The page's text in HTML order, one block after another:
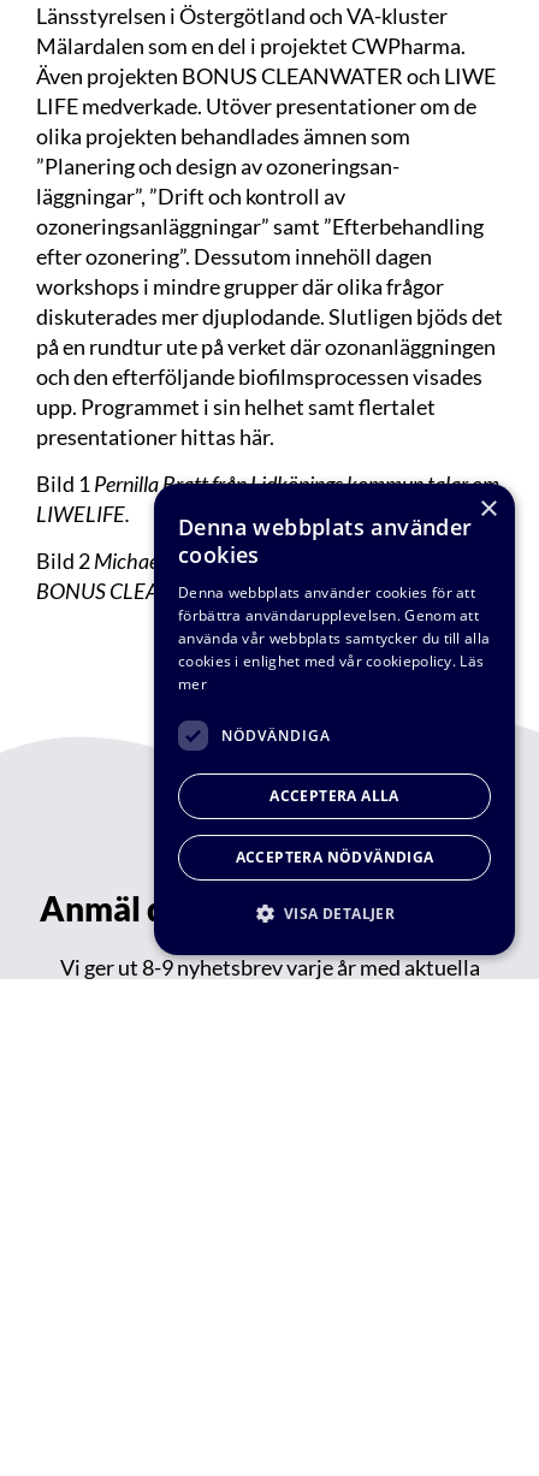
Länsstyrelsen i Östergötland och VA-kluster
Mälardalen som en del i projektet CWPharma.
Även projekten BONUS CLEANWATER och LIWE
LIFE medverkade. Utöver presentationer om de
olika projekten behandlades ämnen som
”Planering och design av ozoneringsan-
läggningar”, ”Drift och kontroll av
ozoneringsanläggningar” samt ”Efterbehandling
efter ozonering”. Dessutom innehöll dagen
workshops i mindre grupper där olika frågor
diskuterades mer djuplodande. Slutligen bjöds det
på en rundtur ute på verket där ozonanläggningen
och den efterföljande biofilmsprocessen visades
upp. Programmet i sin helhet samt flertalet
presentationer hittas här.
Bild 1Pernilla Bratt från Lidköpings kommun talar om
LIWELIFE.
Bild 2Michael Cimbritz från VA-teknik Södra talar om
BONUS CLEANWATER.
Anmäl dig till vårt nyhetsbrev!
Vi ger ut 8-9 nyhetsbrev varje år med aktuella
×
Denna webbplats använder
cookies
Denna webbplats använder cookies för att
förbättra användarupplevelsen. Genom att
använda vår webbplats samtycker du till alla
cookies i enlighet med vår cookiepolicy. Läs
mer
NÖDVÄNDIGA
ACCEPTERA ALLA
ACCEPTERA NÖDVÄNDIGA
VISA DETALJER